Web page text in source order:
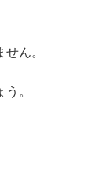
ん。
。